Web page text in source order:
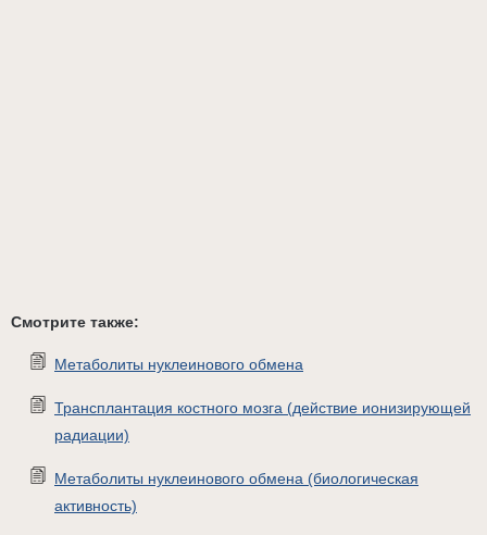
Смотрите также:
Метаболиты нуклеинового обмена
Трансплантация костного мозга (действие ионизирующей
радиации)
Метаболиты нуклеинового обмена (биологическая
активность)